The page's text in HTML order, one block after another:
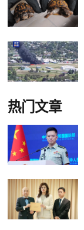
热门文章